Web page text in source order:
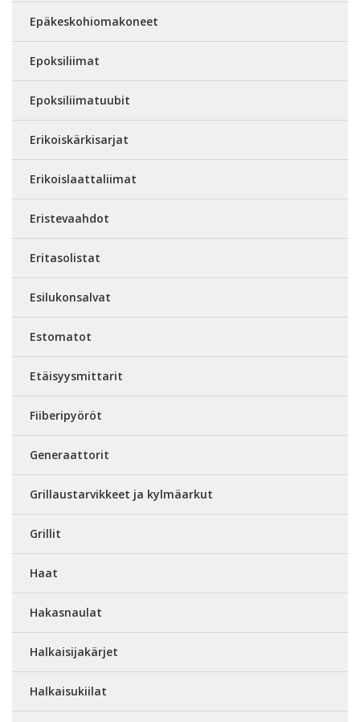
Epäkeskohiomakoneet
Epoksiliimat
Epoksiliimatuubit
Erikoiskärkisarjat
Erikoislaattaliimat
Eristevaahdot
Eritasolistat
Esilukonsalvat
Estomatot
Etäisyysmittarit
Fiiberipyöröt
Generaattorit
Grillaustarvikkeet ja kylmäarkut
Grillit
Haat
Hakasnaulat
Halkaisijakärjet
Halkaisukiilat